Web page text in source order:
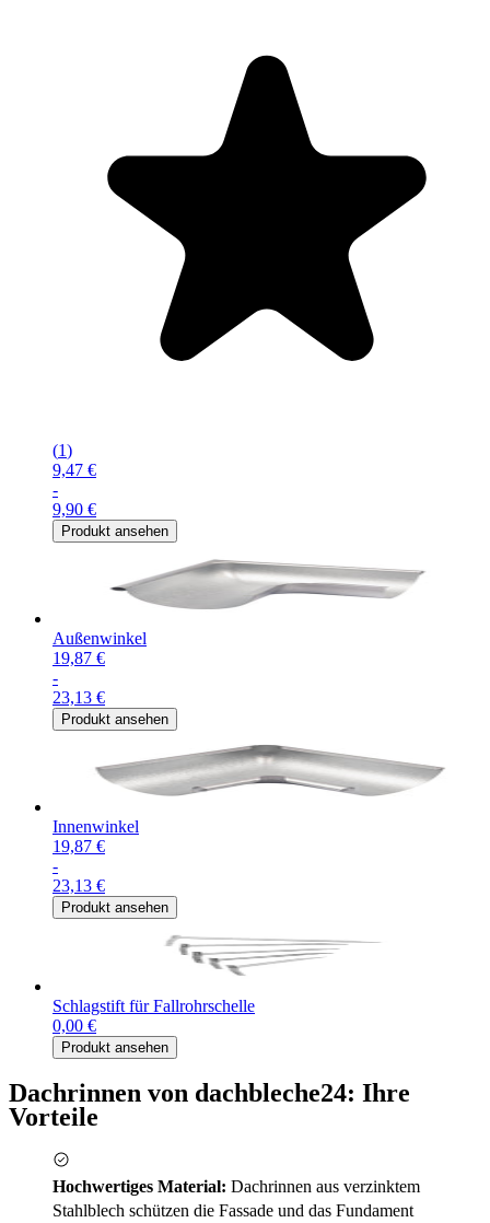
(1)
9,47 €
-
9,90 €
Produkt ansehen
Außenwinkel
19,87 €
-
23,13 €
Produkt ansehen
Innenwinkel
19,87 €
-
23,13 €
Produkt ansehen
Schlagstift für Fallrohrschelle
0,00 €
Produkt ansehen
Dachrinnen von dachbleche24: Ihre
Vorteile
Hochwertiges Material: Dachrinnen aus verzinktem
Stahlblech schützen die Fassade und das Fundament